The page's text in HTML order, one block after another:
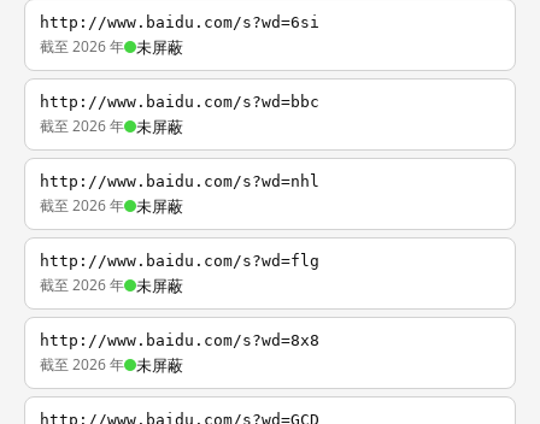
http://www.baidu.com/s?wd=6si
截至 2026 年 未屏蔽
http://www.baidu.com/s?wd=bbc
截至 2026 年 未屏蔽
http://www.baidu.com/s?wd=nhl
截至 2026 年 未屏蔽
http://www.baidu.com/s?wd=flg
截至 2026 年 未屏蔽
http://www.baidu.com/s?wd=8x8
截至 2026 年 未屏蔽
http://www.baidu.com/s?wd=GCD